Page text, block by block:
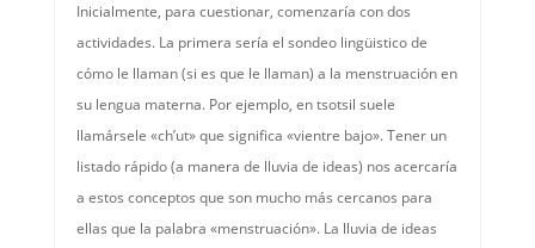
Inicialmente, para cuestionar, comenzaría con dos
actividades. La primera sería el sondeo lingüistico de
cómo le llaman (si es que le llaman) a la menstruación en
su lengua materna. Por ejemplo, en tsotsil suele
llamársele «ch’ut» que significa «vientre bajo». Tener un
listado rápido (a manera de lluvia de ideas) nos acercaría
a estos conceptos que son mucho más cercanos para
ellas que la palabra «menstruación». La lluvia de ideas